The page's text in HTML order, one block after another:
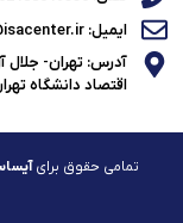
ایمیل: info@isacenter.ir
آدرس: تهران- جلال
اقتصاد دانشگاه
تمامی حقوق برای